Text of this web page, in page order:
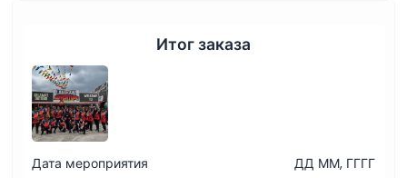
Итог заказа
Дата мероприятия
ДД ММ, ГГГГ